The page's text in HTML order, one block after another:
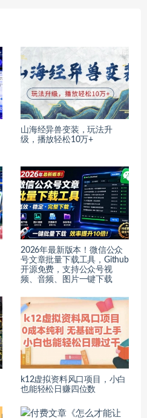
山海经异兽变装，玩法升
级，播放轻松10万+
2026年最新版本！微信公众
号文章批量下载工具，Github
开源免费，支持公众号视
频、音频、图片一键下载
k12虚拟资料风口项目，小白
也能轻松日赚四位数